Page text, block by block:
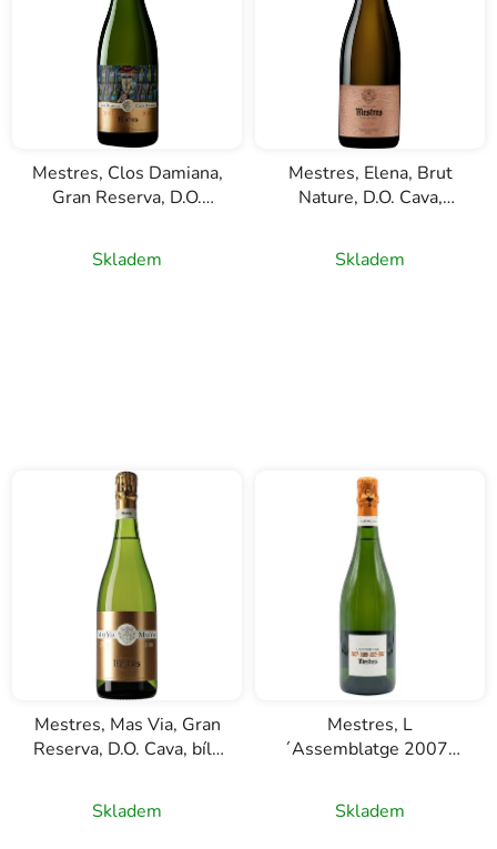
Mestres, Clos Damiana,
Gran Reserva, D.O.
0,75l
Skladem
Mestres, Elena, Brut
Nature, D.O. Cava,
0,75l
Skladem
Mestres, Mas Via, Gran
Reserva, D.O. Cava, bílé
Skladem
Mestres, L
´Assemblatge 2007-
Gran Reserva, D.O.
Cava, bílé šumivé víno,
Skladem